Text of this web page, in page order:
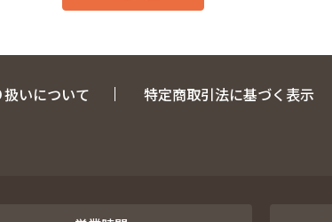
いについて 特定商取引法に基づく表示